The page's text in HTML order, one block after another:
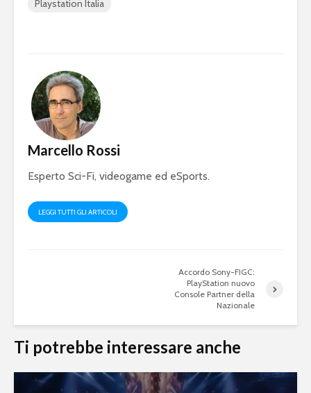
Playstation Italia
Marcello Rossi
Esperto Sci-Fi, videogame ed eSports.
LEGGI TUTTI GLI ARTICOLI
Accordo Sony-FIGC:
PlayStation nuovo
Console Partner della
Nazionale
Ti potrebbe interessare anche